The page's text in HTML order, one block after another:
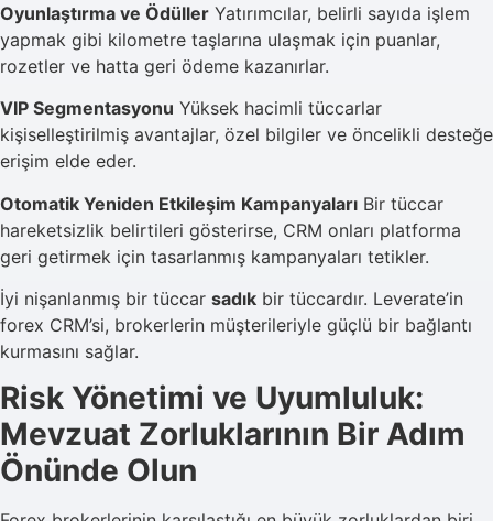
Oyunlaştırma ve Ödüller Yatırımcılar, belirli sayıda işlem
yapmak gibi kilometre taşlarına ulaşmak için puanlar,
rozetler ve hatta geri ödeme kazanırlar.
VIP Segmentasyonu Yüksek hacimli tüccarlar
kişiselleştirilmiş avantajlar, özel bilgiler ve öncelikli desteğe
erişim elde eder.
Otomatik Yeniden Etkileşim Kampanyaları Bir tüccar
hareketsizlik belirtileri gösterirse, CRM onları platforma
geri getirmek için tasarlanmış kampanyaları tetikler.
İyi nişanlanmış bir tüccar sadık bir tüccardır. Leverate’in
forex CRM’si, brokerlerin müşterileriyle güçlü bir bağlantı
kurmasını sağlar.
Risk Yönetimi ve Uyumluluk:
Mevzuat Zorluklarının Bir Adım
Önünde Olun